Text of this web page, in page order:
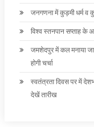
जनगणना में कुड़मी धर्म व
विश्व स्तनपान सप्ताह के
जमशेदपुर में कल मनाया
होगी चर्चा
स्वतंत्रता दिवस पर में
देखें तारीख